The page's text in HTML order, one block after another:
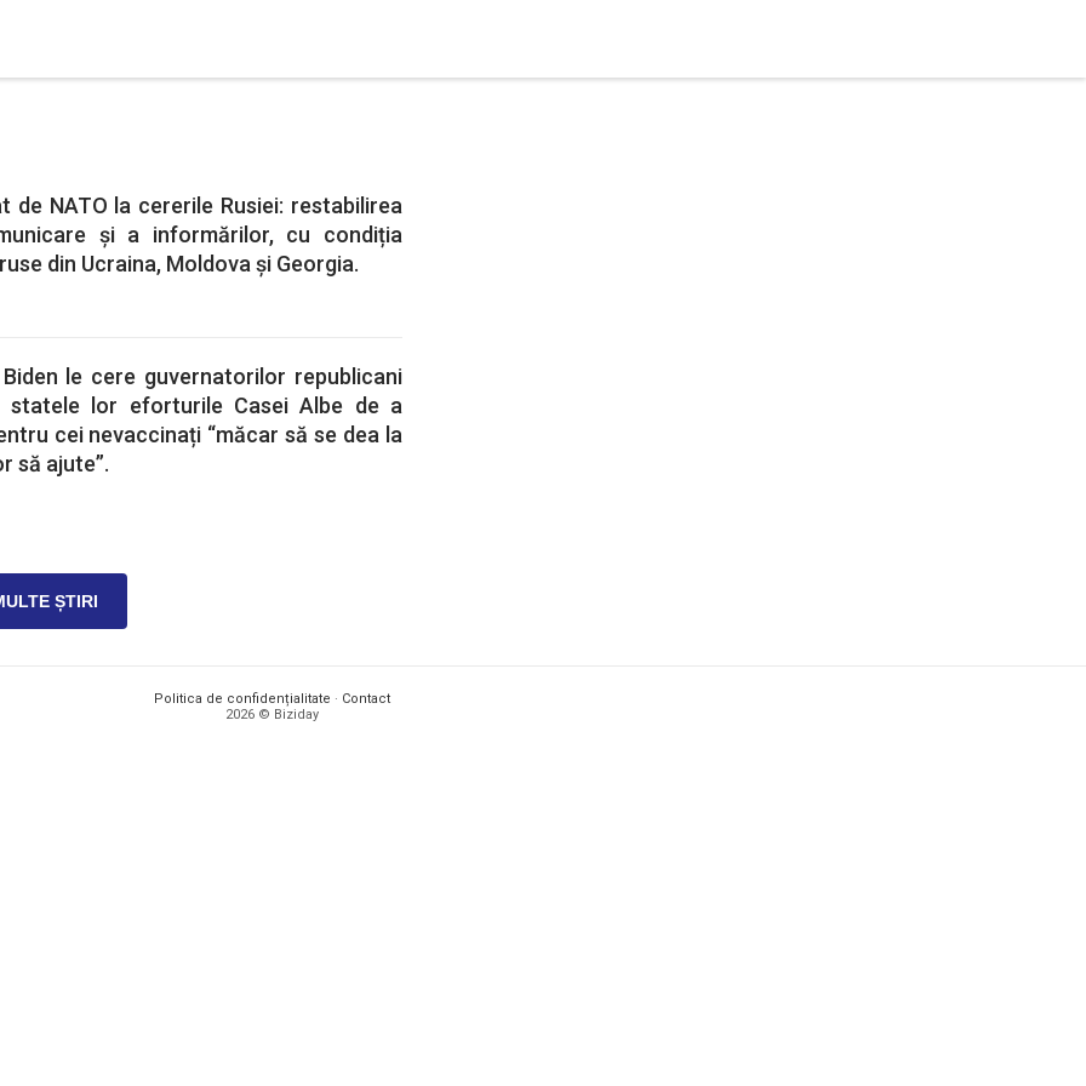
de NATO la cererile Rusiei: restabilirea
și a informărilor, cu condiția
din Ucraina, Moldova și Georgia.
le cere guvernatorilor republicani
lor eforturile Casei Albe de a
cei nevaccinați “măcar să se dea la
să ajute”.
ȘTIRI
Politica de confidențialitate · Contact
2026 © Biziday